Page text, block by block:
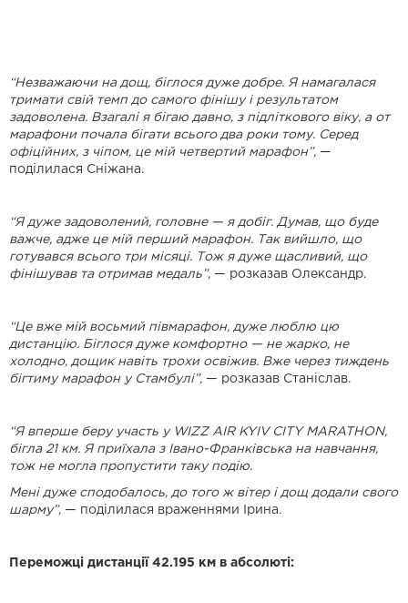
“Незважаючи на дощ, біглося дуже добре. Я намагалася
тримати свій темп до самого фінішу і результатом
задоволена. Взагалі я бігаю давно, з підліткового віку, а от
марафони почала бігати всього два роки тому. Серед
офіційних, з чіпом, це мій четвертий марафон”, —
поділилася Сніжана.
“Я дуже задоволений, головне — я добіг. Думав, що буде
важче, адже це мій перший марафон. Так вийшло, що
готувався всього три місяці. Тож я дуже щасливий, що
фінішував та отримав медаль”, — розказав Олександр.
“Це вже мій восьмий півмарафон, дуже люблю цю
дистанцію. Біглося дуже комфортно — не жарко, не
холодно, дощик навіть трохи освіжив. Вже через тиждень
бігтиму марафон у Стамбулі”, — розказав Станіслав.
“Я вперше беру участь у WIZZ AIR KYIV CITY MARATHON,
бігла 21 км. Я приїхала з Івано-Франківська на навчання,
тож не могла пропустити таку подію.
Мені дуже сподобалось, до того ж вітер і дощ додали свого
шарму”, — поділилася враженнями Ірина.
Переможці дистанції 42.195 км в абсолюті: